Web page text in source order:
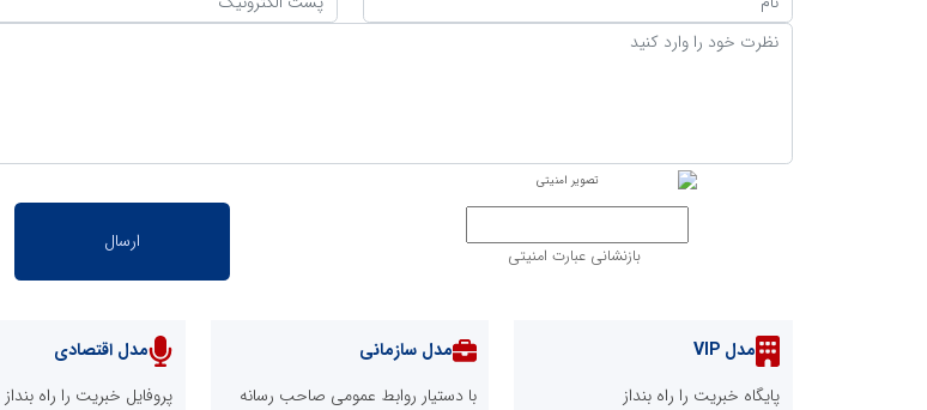
بازنشانی عبارت امنیتی
مدل VIP
پایگاه خبریت را راه بنداز
مدل سازمانی
با دستیار روابط عمومی صاحب رسانه
مدل اقتصادی
پروفایل خبریت را راه بنداز